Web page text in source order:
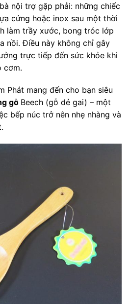
nội trợ gặp phải: những chiếc
cứng hoặc inox sau một thời
làm trầy xước, bong tróc lớp
nồi. Điều này không chỉ gây
trực tiếp đến sức khỏe khi
cơm.
Phát mang đến cho bạn siêu
gỗ Beech (gỗ dẻ gai) – một
bếp núc trở nên nhẹ nhàng và